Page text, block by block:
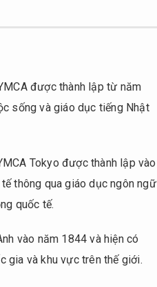
được thành lập từ năm
sống và giáo dục tiếng Nhật
Tokyo được thành lập vào
thông qua giáo dục ngôn ngữ
quốc tế.
vào năm 1844 và hiện có
gia và khu vực trên thế giới.